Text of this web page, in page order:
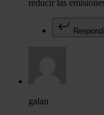
reducir las
galan